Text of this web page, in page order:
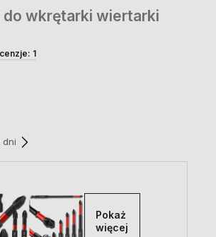
wkrętarki wiertarki
1
dni
Pokaż
więcej